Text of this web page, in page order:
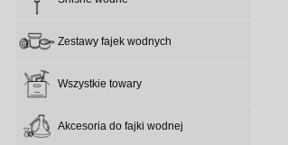
Zestawy fajek wodnych
Wszystkie towary
Akcesoria do fajki wodnej